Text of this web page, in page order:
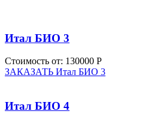
Итал БИО 3
Стоимость от: 130000 Р
ЗАКАЗАТЬ Итал БИО 3
Итал БИО 4